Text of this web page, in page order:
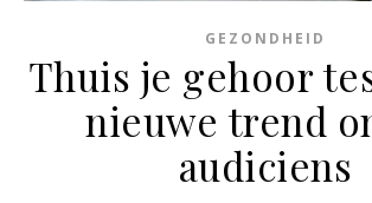
GEZONDHEID
Thuis je gehoor
nieuwe trend
audiciens